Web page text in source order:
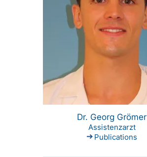
Dr. Georg Grömer
Assistenzarzt
Publications